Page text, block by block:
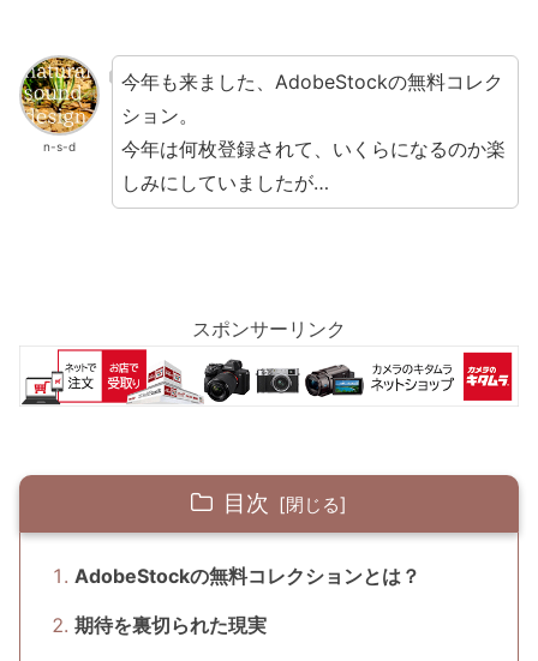
n-s-d
今年も来ました、AdobeStockの無料コレク
ション。
今年は何枚登録されて、いくらになるのか楽
しみにしていましたが…
スポンサーリンク
目次
AdobeStockの無料コレクションとは？
期待を裏切られた現実